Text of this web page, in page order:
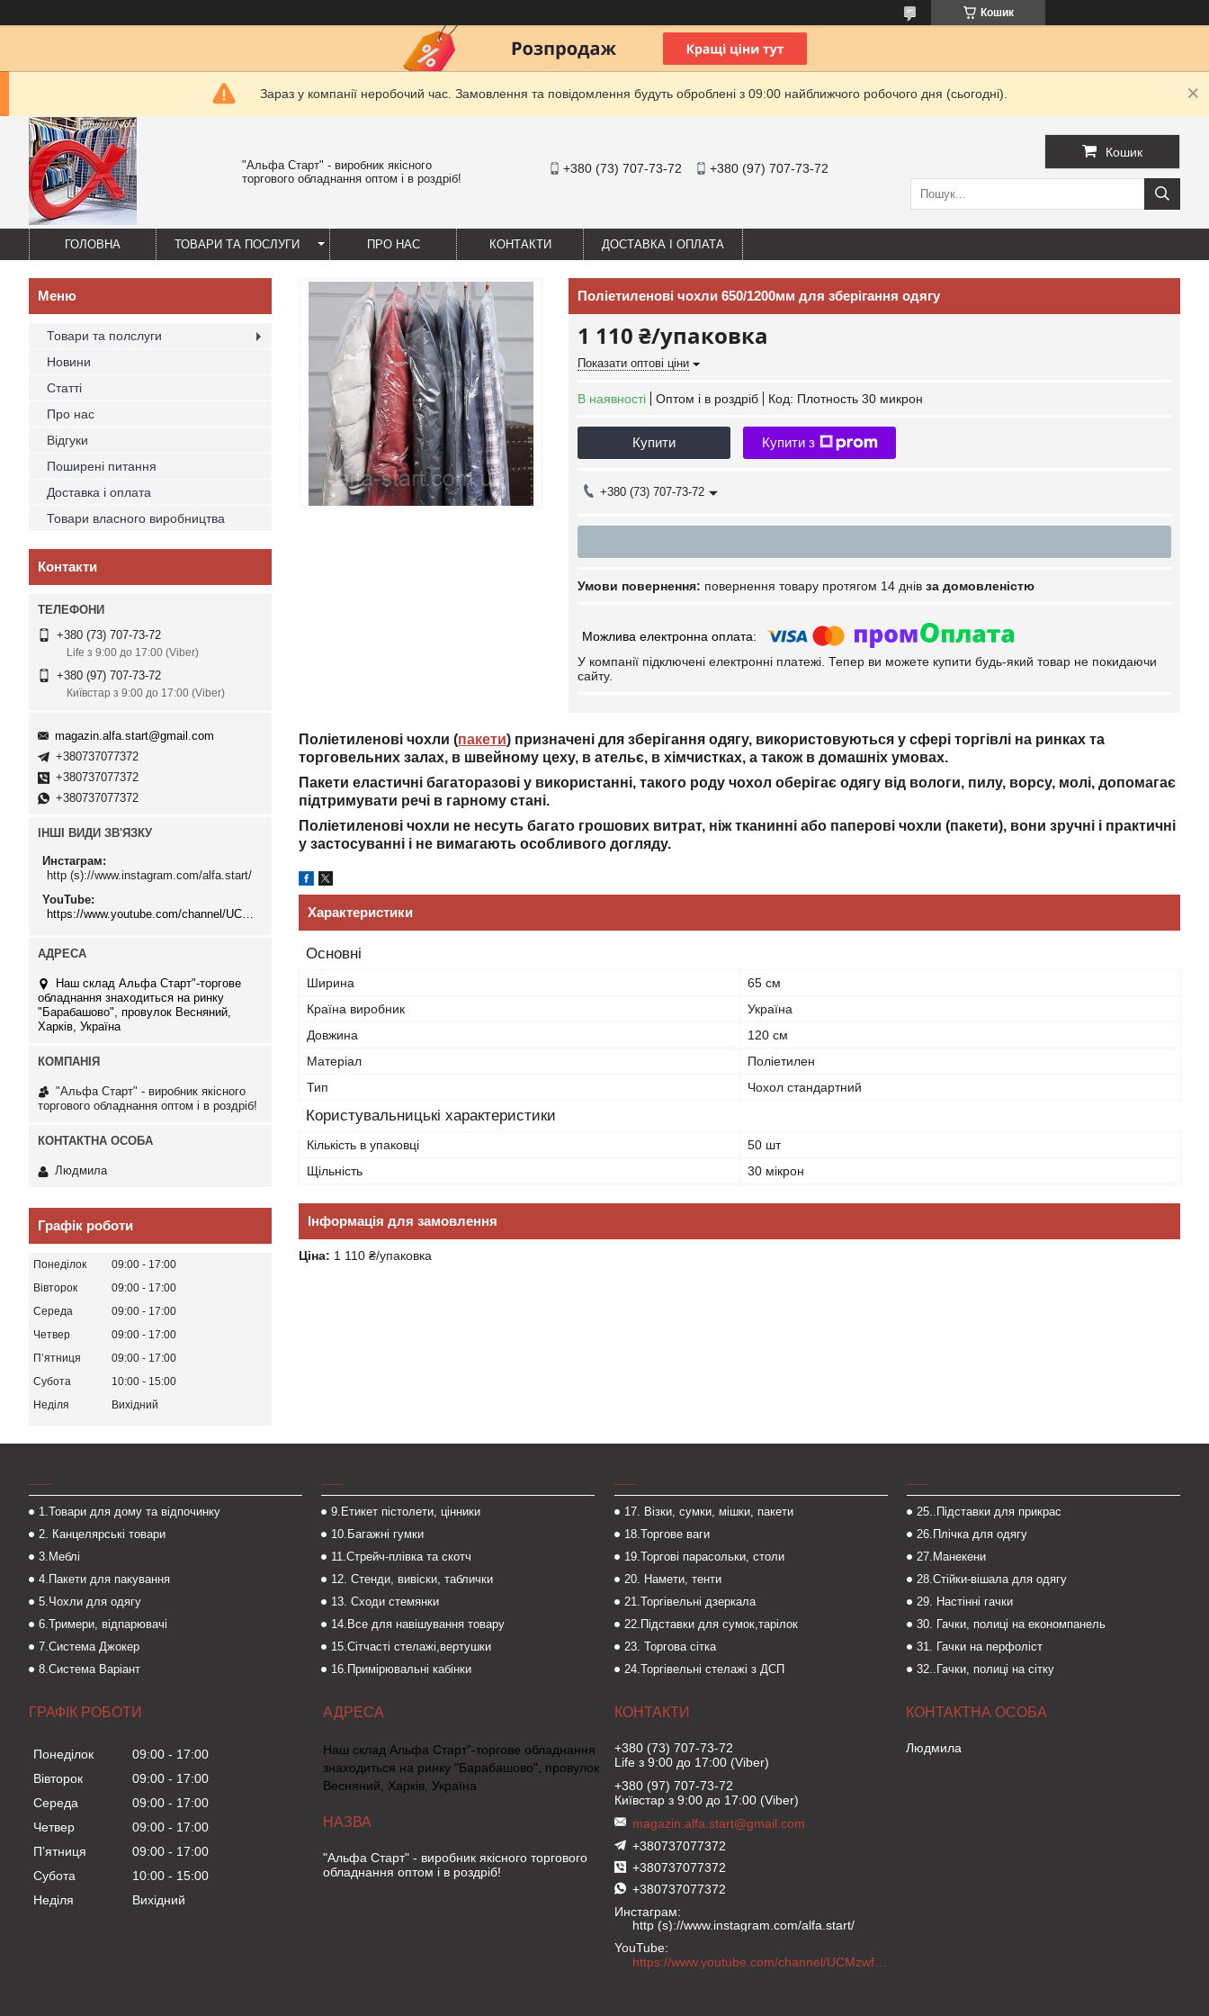
Кошик
Зараз у компанії неробочий час. Замовлення та повідомлення будуть оброблені з 09:00 найближчого робочого дня (сьогодні).
"Альфа Старт" - виробник якісного
торгового обладнання оптом і в роздріб!
+380 (73) 707-73-72 +380 (97) 707-73-72
Кошик
ГОЛОВНА ТОВАРИ ТА ПОСЛУГИ ПРО НАС КОНТАКТИ ДОСТАВКА І ОПЛАТА
Поліетиленові чохли 650/1200мм для зберігання одягу
1 110 ₴/упаковка
Показати оптові ціни
В наявності Оптом і в роздріб Код: Плотность 30 микрон
Купити Купити з
+380 (73) 707-73-72
повернення товару протягом 14 днів за домовленістю
У компанії підключені електронні платежі. Тепер ви можете купити будь-який товар не покидаючи
сайту.
Поліетиленові чохли (пакети) призначені для зберігання одягу, використовуються у сфері торгівлі на ринках та
торговельних залах, в швейному цеху, в ательє, в хімчистках, а також в домашніх умовах.
Пакети еластичні багаторазові у використанні, такого роду чохол оберігає одягу від вологи, пилу, ворсу, молі, допомагає
підтримувати речі в гарному стані.
Поліетиленові чохли не несуть багато грошових витрат, ніж тканинні або паперові чохли (пакети), вони зручні і практичні
у застосуванні і не вимагають особливого догляду.
Характеристики
Основні
Ширина
65 см
Країна виробник
Україна
Довжина
120 см
Матеріал
Поліетилен
Тип
Чохол стандартний
Користувальницькі характеристики
Кількість в упаковці
50 шт
Щільність
30 мікрон
Інформація для замовлення
Ціна: 1 110 ₴/упаковка
Товари та полслуги
Новини
Статті
Про нас
Відгуки
Поширені питання
Доставка і оплата
Товари власного виробництва
Контакти
+380 (73) 707-73-72
Life з 9:00 до 17:00 (Viber)
+380 (97) 707-73-72
Київстар з 9:00 до 17:00 (Viber)
magazin.alfa.start@gmail.com
+380737077372
+380737077372
+380737077372
ІНШІ ВИДИ ЗВ'ЯЗКУ
Инстаграм
http (s)://www.instagram.com/alfa.start/
YouTube
Наш склад Альфа Старт"-торгове
обладнання знаходиться на ринку
"Барабашово", провулок Весняний,
Харків, Україна
"Альфа Старт" - виробник якісного
торгового обладнання оптом і в роздріб!
Людмила
Графік роботи
Понеділок 09:00
17:00
Вівторок
09:00
17:00
Середа
09:00
17:00
Четвер
09:00
17:00
Пʼятниця
09:00
17:00
Субота
10:00
15:00
Неділя
Вихідний
1.Товари для дому та відпочинку
2. Канцелярські товари
3.Меблі
4.Пакети для пакування
5.Чохли для одягу
6.Тримери, відпарювачі
7.Система Джокер
8.Система Варіант
9.Етикет пістолети, цінники
10.Багажні гумки
11.Стрейч-плівка та скотч
12. Стенди, вивіски, таблички
13. Сходи стемянки
14.Все для навішування товару
15.Сітчасті стелажі,вертушки
16.Примірювальні кабінки
17. Візки, сумки, мішки, пакети
18.Торгове ваги
19.Торгові парасольки, столи
20. Намети, тенти
21.Торгівельні дзеркала
22.Підставки для сумок,тарілок
23. Торгова сітка
24.Торгівельні стелажі з ДСП
25..Підставки для прикрас
26.Плічка для одягу
27.Манекени
28.Стійки-вішала для одягу
29. Настінні гачки
30. Гачки, полиці на економпанель
31. Гачки на перфоліст
32..Гачки, полиці на сітку
ГРАФІК РОБОТИ
Понеділок 09:00
17:00
Вівторок
09:00
17:00
Середа
09:00
17:00
Четвер
09:00
17:00
Пʼятниця
09:00
17:00
Субота
10:00
15:00
Неділя
Вихідний
Наш склад Альфа Старт"-торгове обладнання
знаходиться на ринку "Барабашово", провулок
Весняний, Харків, Україна
"Альфа Старт" - виробник якісного торгового
обладнання оптом і в роздріб!
+380 (73) 707-73-72
Life з 9:00 до 17:00 (Viber)
+380 (97) 707-73-72
Київстар з 9:00 до 17:00 (Viber)
magazin.alfa.start@gmail.com
+380737077372
+380737077372
+380737077372
Инстаграм
http (s)://www.instagram.com/alfa.start/
YouTube
https://www.youtube.com/channel/UCMzwfuPdxogFIKF_nELVFNw
Людмила